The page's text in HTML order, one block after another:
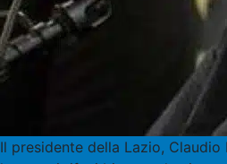
Il presidente della Lazio,